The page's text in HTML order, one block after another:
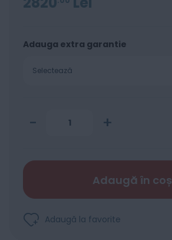
Adauga extra garantie
Selectează
- +
Adaugă în coș
Adaugă la favorite